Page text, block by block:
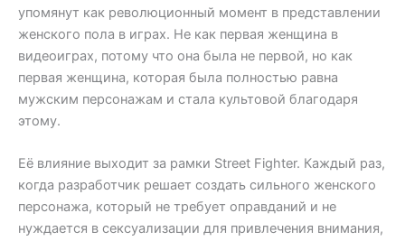
упомянут как революционный момент в представлении
женского пола в играх. Не как первая женщина в
видеоиграх, потому что она была не первой, но как
первая женщина, которая была полностью равна
мужским персонажам и стала культовой благодаря
этому.
Её влияние выходит за рамки Street Fighter. Каждый раз,
когда разработчик решает создать сильного женского
персонажа, который не требует оправданий и не
нуждается в сексуализации для привлечения внимания,